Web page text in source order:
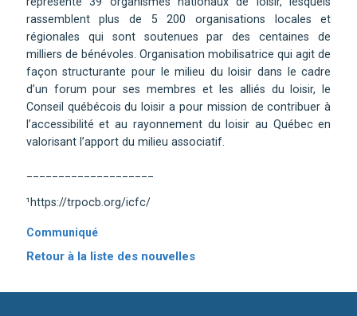
rassemblent plus de 5 200 organisations locales et
régionales qui sont soutenues par des centaines de
milliers de bénévoles. Organisation mobilisatrice qui agit de
façon structurante pour le milieu du loisir dans le cadre
d’un forum pour ses membres et les alliés du loisir, le
Conseil québécois du loisir a pour mission de contribuer à
l’accessibilité et au rayonnement du loisir au Québec en
valorisant l’apport du milieu associatif.
¹https://trpocb.org/icfc/
Communiqué
Retour à la liste des nouvelles